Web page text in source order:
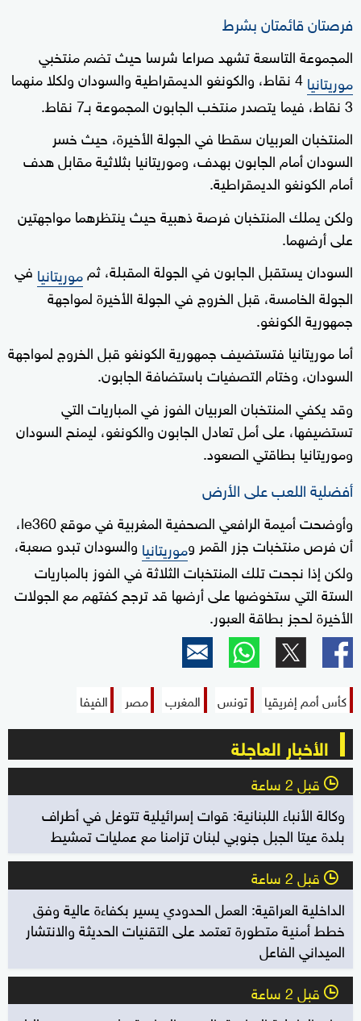
فرصتان قائمتان بشرط
المجموعة التاسعة تشهد صراعا شرسا حيث تضم منتخبي
موريتانيا
4 نقاط، والكونغو الديمقراطية والسودان ولكلا منهما
3 نقاط، فيما يتصدر منتخب الجابون المجموعة بـ7 نقاط.
المنتخبان العربيان سقطا في الجولة الأخيرة، حيث خسر
السودان أمام الجابون بهدف، وموريتانيا بثلاثية مقابل هدف
أمام الكونغو الديمقراطية.
ولكن يملك المنتخبان فرصة ذهبية حيث ينتظرهما مواجهتين
على أرضهما.
السودان يستقبل الجابون في الجولة المقبلة، ثمموريتانيا في
الجولة الخامسة، قبل الخروج في الجولة الأخيرة لمواجهة
جمهورية الكونغو.
أما موريتانيا فتستضيف جمهورية الكونغو قبل الخروج لمواجهة
السودان، وختام التصفيات باستضافة الجابون.
وقد يكفي المنتخبان العربيان الفوز في المباريات التي
تستضيفها، على أمل تعادل الجابون والكونغو، ليمنح السودان
وموريتانيا بطاقتي الصعود.
أفضلية اللعب على الأرض
وأوضحت أميمة الرافعي الصحفية المغربية في موقع le360،
أن فرص منتخبات جزر القمر وموريتانيا والسودان تبدو صعبة،
ولكن إذا نجحت تلك المنتخبات الثلاثة في الفوز بالمباريات
الستة التي ستخوضها على أرضها قد ترجح كفتهم مع الجولات
الأخيرة لحجز بطاقة العبور.
كأس أمم إفريقيا تونس المغرب مصر الفيفا
الأخبار العاجلة
l قبل 2 ساعة
وكالة الأنباء اللبنانية: قوات إسرائيلية تتوغل في أطراف
بلدة عيتا الجبل جنوبي لبنان تزامنا مع عمليات تمشيط
l قبل 2 ساعة
الداخلية العراقية: العمل الحدودي يسير بكفاءة عالية وفق
خطط أمنية متطورة تعتمد على التقنيات الحديثة والانتشار
الميداني الفاعل
l قبل 2 ساعة